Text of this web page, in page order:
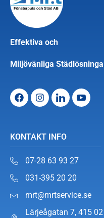
Effektiva och
Miljövänliga
KONTAKT INFO
07-28 63 93 27
031-395 20 20
mrt@mrtservice.se
Lärjeågatan 7, 415 02